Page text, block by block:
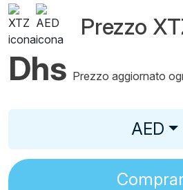
Prezzo
Dhs Prezzo aggiornato
AED